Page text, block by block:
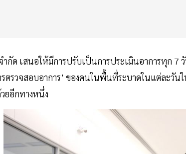
กัด เสนอให้มีการปรับเป็นการประเมินอาการทุก 7
รตรวจสอบอาการ’ ของคนในพื้นที่ระบาดในแต่ละวั
ยอีกทางหนึ่ง